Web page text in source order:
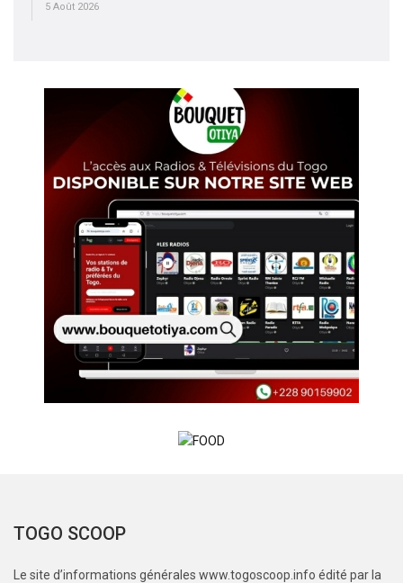
5 Août 2026
TOGO SCOOP
Le site d’informations générales www.togoscoop.info édité par la